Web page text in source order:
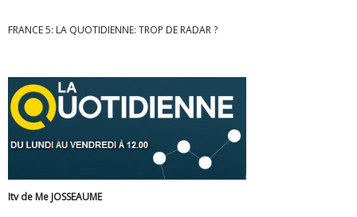
FRANCE 5: LA QUOTIDIENNE: TROP DE RADAR ?
Itv de Me JOSSEAUME